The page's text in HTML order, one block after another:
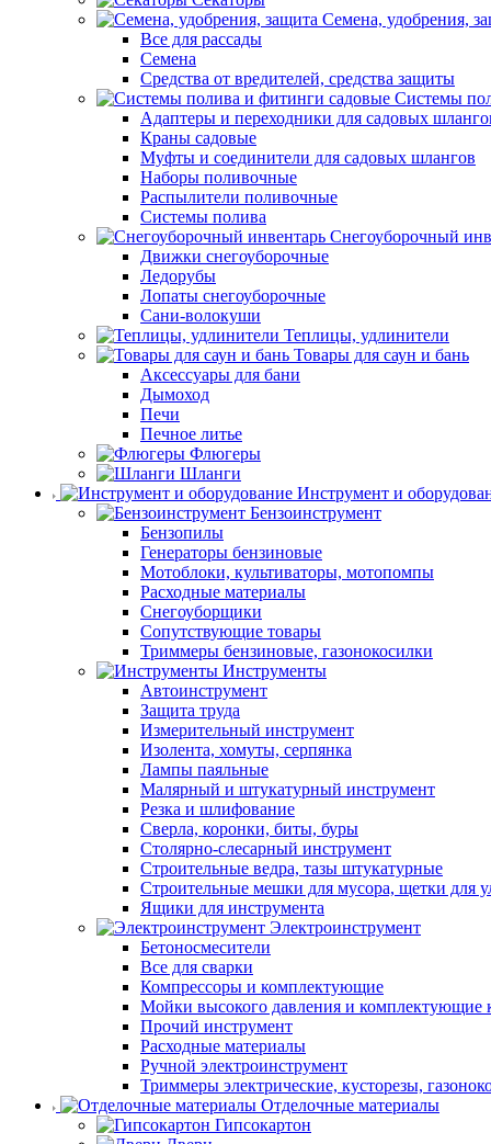
Семена, удобрения,
Все для рассады
Семена
Средства от вредителей, средства защиты
Системы
Адаптеры и переходники для садовых
Краны садовые
Муфты и соединители для садовых шлангов
Наборы поливочные
Распылители поливочные
Системы полива
Снегоуборочный
Движки снегоуборочные
Ледорубы
Лопаты снегоуборочные
Сани-волокуши
Теплицы, удлинители
Товары для саун и бань
Аксессуары для бани
Дымоход
Печи
Печное литье
Флюгеры
Шланги
Инструмент и
Бензоинструмент
Бензопилы
Генераторы бензиновые
Мотоблоки, культиваторы, мотопомпы
Расходные материалы
Снегоуборщики
Сопутствующие товары
Триммеры бензиновые, газонокосилки
Инструменты
Автоинструмент
Защита труда
Измерительный инструмент
Изолента, хомуты, серпянка
Лампы паяльные
Малярный и штукатурный инструмент
Резка и шлифование
Сверла, коронки, биты, буры
Столярно-слесарный инструмент
Строительные ведра, тазы штукатурные
Строительные мешки для мусора, щетки для
Ящики для инструмента
Электроинструмент
Бетоносмесители
Все для сварки
Компрессоры и комплектующие
Мойки высокого давления и комплектующие
Прочий инструмент
Расходные материалы
Ручной электроинструмент
Триммеры электрические, кусторезы,
Отделочные материалы
Гипсокартон